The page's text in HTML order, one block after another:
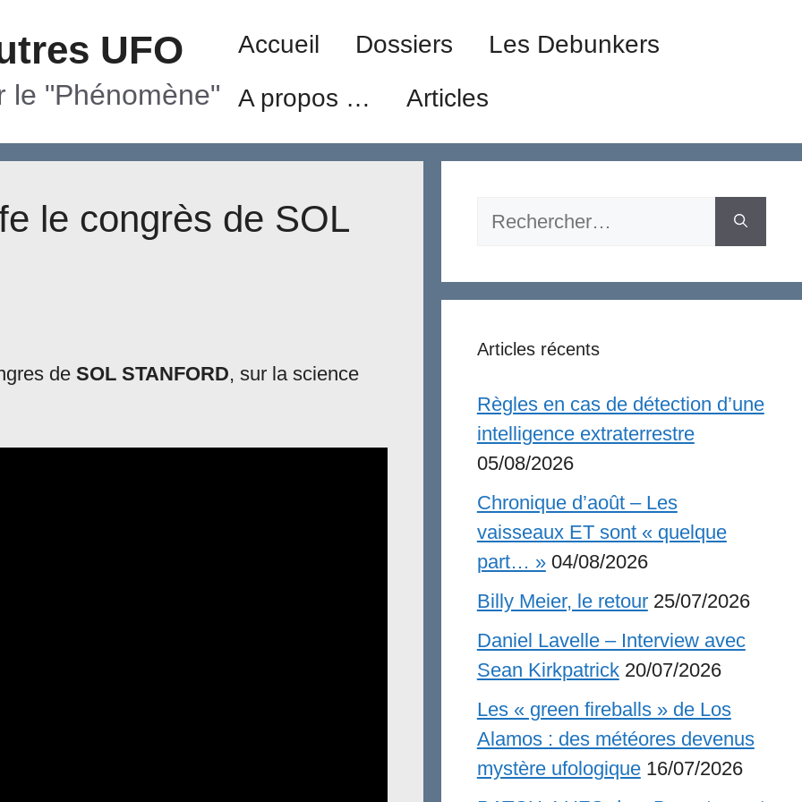
UFO
le "Phénomène"
Accueil Dossiers
Les Debunkers
A propos …
Articles
le congrès de SOL
de SOL STANFORD, sur la science
Rechercher :
Articles récents
Règles en cas de détection d’une
intelligence extraterrestre
05/08/2026
Chronique d’août – Les
vaisseaux ET sont « quelque
part… » 04/08/2026
Billy Meier, le retour 25/07/2026
Daniel Lavelle – Interview avec
Sean Kirkpatrick 20/07/2026
Les « green fireballs » de Los
Alamos : des météores devenus
mystère ufologique 16/07/2026